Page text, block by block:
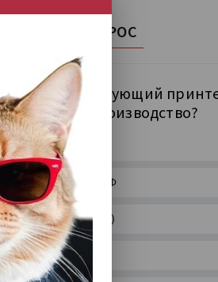
НАШ ОПРОС
Какой следующий
себе на производство?
Широкий УФ
25%
Сувенирный УФ
27%
ДТФ (текстиль)
20%
УФ ДТФ
20%